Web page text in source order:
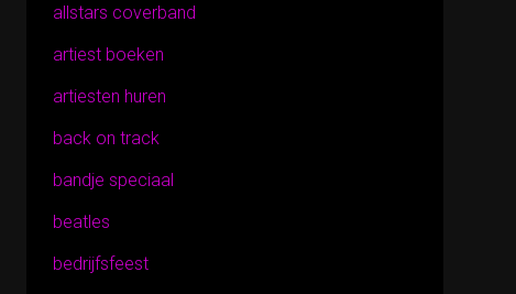
allstars coverband
artiest boeken
artiesten huren
back on track
bandje speciaal
beatles
bedrijfsfeest